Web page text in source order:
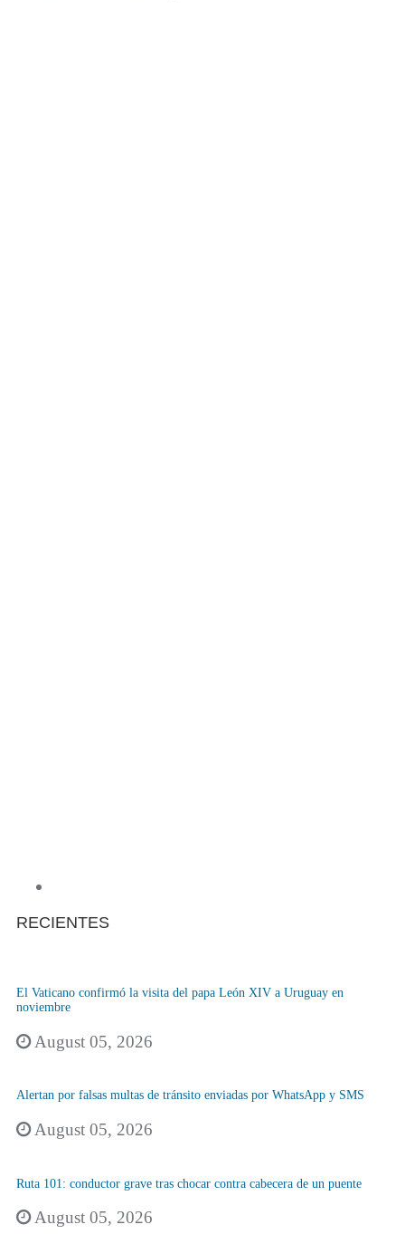
RECIENTES
El Vaticano confirmó la visita del papa León XIV a Uruguay en
noviembre
August 05, 2026
Alertan por falsas multas de tránsito enviadas por WhatsApp y SMS
August 05, 2026
Ruta 101: conductor grave tras chocar contra cabecera de un puente
August 05, 2026